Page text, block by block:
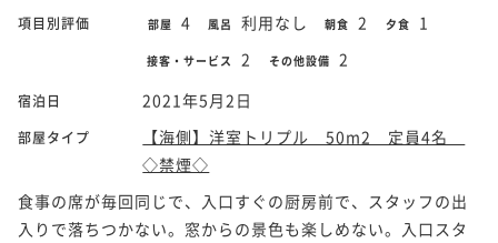
項目別評価 部屋 4 風呂 利用なし 朝食 2 夕食 1
接客・サービス 2 その他設備 2
宿泊日 2021年5月2日
部屋タイプ
【海側】洋室トリプル 50m2 定員4名
◇禁煙◇
食事の席が毎回同じで、入口すぐの厨房前で、スタッフの出
入りで落ちつかない。窓からの景色も楽しめない。入口スタ